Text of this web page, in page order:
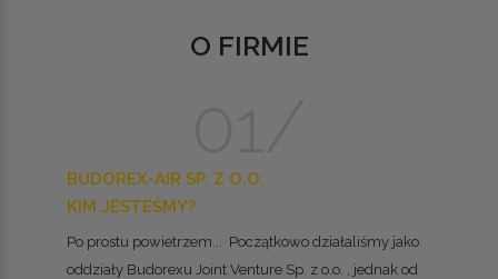
O FIRMIE
BUDOREX-AIR SP. Z O.O.
KIM JESTEŚMY?
Po prostu powietrzem... Początkowo działaliśmy jako
oddziały Budorexu Joint Venture Sp. z o.o. , jednak od